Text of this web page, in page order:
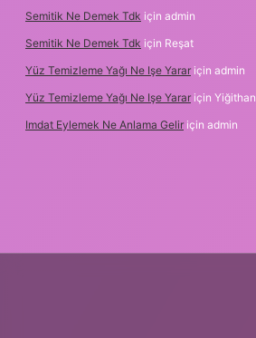
Semitik Ne Demek Tdk için admin
Semitik Ne Demek Tdk için Reşat
Yüz Temizleme Yağı Ne Işe Yarar için admin
Yüz Temizleme Yağı Ne Işe Yarar için Yiğithan
Imdat Eylemek Ne Anlama Gelir için admin